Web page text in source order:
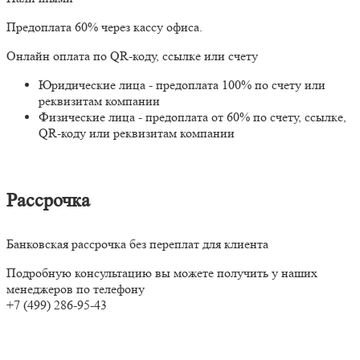
Предоплата 60% через кассу офиса.
Онлайн оплата по QR-коду, ссылке или счету
Юридические лица - предоплата 100% по счету или
реквизитам компании
Физические лица - предоплата от 60% по счету, ссылке,
QR-коду или реквизитам компании
Рассрочка
Банковская рассрочка без переплат для клиента
Подробную консультацию вы можете получить у наших
менеджеров по телефону
+7 (499) 286-95-43